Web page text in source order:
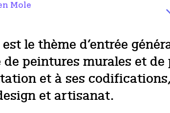
Mole
le thème d’entrée
peintures murales et
et à ses
et artisanat.